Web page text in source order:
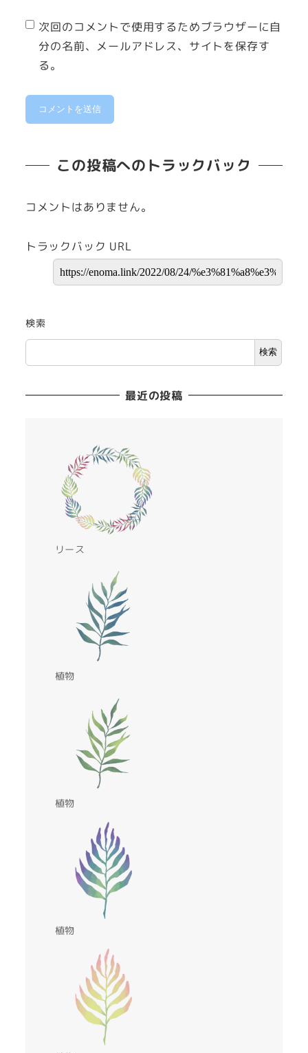
次回のコメントで使用するためブラウザーに自
分の名前、メールアドレス、サイトを保存す
る。
この投稿へのトラックバック
コメントはありません。
トラックバック URL
検索
検索
最近の投稿
リース
植物
植物
植物